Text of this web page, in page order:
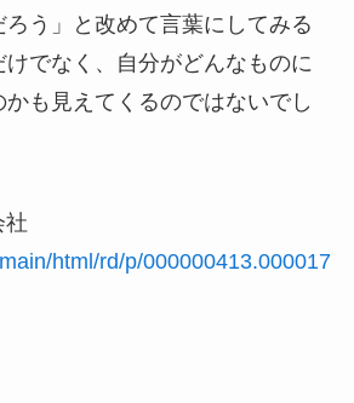
う」と改めて言葉にしてみる
けでなく、自分がどんなものに
も見えてくるのではないでし
社
html/rd/p/000000413.000017